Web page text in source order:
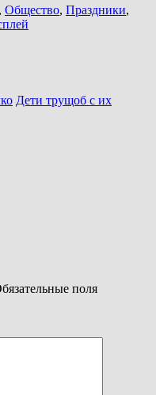
, Общество, Праздники,
Дети трущоб с их
поля